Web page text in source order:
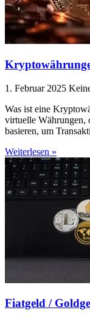
1. Februar 2025
Was ist eine
virtuelle Währungen,
basieren, um
Weiterlesen »
Fiatgeld /